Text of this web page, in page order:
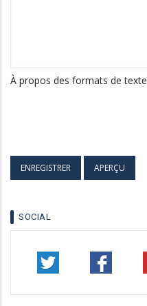
À propos des formats de texte
SOCIAL